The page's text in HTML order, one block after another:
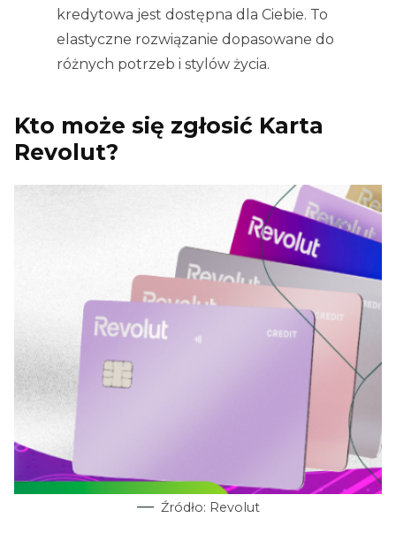
kredytowa jest dostępna dla Ciebie. To
elastyczne rozwiązanie dopasowane do
różnych potrzeb i stylów życia.
Kto może się zgłosić Karta
Revolut?
Źródło: Revolut